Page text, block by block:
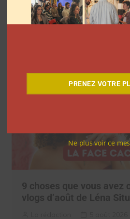
réseaux sociaux à
Netflix
9 choses que vous avez
vlogs d’août de Léna
PRENEZ VOTRE
Ne plus voir ce